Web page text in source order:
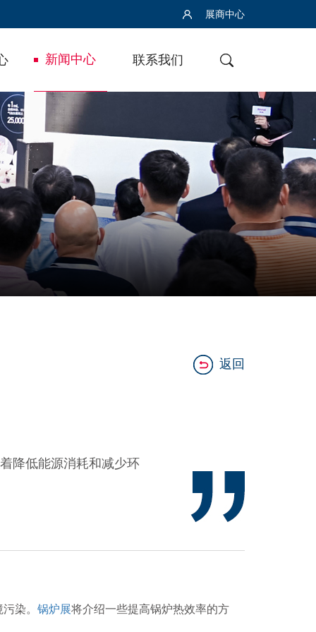
展商中心
新闻中心 联系我们
返回
降低能源消耗和减少环
染。 锅炉展将介绍一些提高锅炉热效率的方